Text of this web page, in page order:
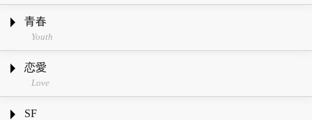
青春
Youth
恋愛
Love
SF